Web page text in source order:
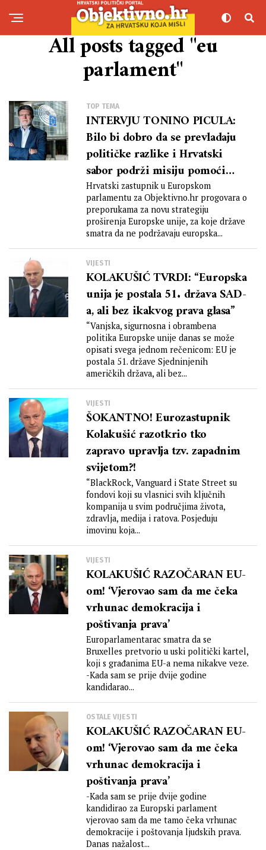
All posts tagged "eu
parlament"
TOP TEMA
INTERVJU TONINO PICULA:
Bilo bi dobro da se prevladaju
političke razlike i Hrvatski
sabor podrži misiju pomoći
Ukrajini
Hrvatski zastupnik u Europskom
parlamentu za Objektivno.hr progovara o
preporukama za novu strategiju
proširenja Europske unije, za koje države
smatra da ne podržavaju europska...
VIJESTI
KOLAKUŠIĆ TVRDI: “Europska
unija je postala 51. država SAD-
a, ali bez ikakvog prava glasa”
“Vanjska, sigurnosna i obrambena
politika Europske unije danas se može
opisati svega jednom rečenicom: EU je
postala 51. države Sjedninjenih
američkih država, ali bez...
VIJESTI
ŠOKANTNO! Eurozastupnik
Kolakušić razotkrio tko
zapravo upravlja tzv. zapadnim
svijetom?!
“BlackRock, Vanguard i State Street su
fondovi koji su vlasnici svih ključnih
kompanija u svim područjima života,
zdravlja, medija i ratova. Posjeduju
imovinu koja...
VIJESTI
KOLAKUŠIĆ RAZOČARAN EU-
om! ‘Vjerovao sam da me čeka
vrhunac demokracija i
poštivanja prava’
Europarlamentarac smatra da se
Bruxelles pretvorio u uski politički kartel,
koji s građanima EU-a nema nikakve veze.
-Kada sam se prije dvije godine
kandidarao...
OSTALE VIJESTI
KOLAKUŠIĆ RAZOČARAN EU-
om! ‘Vjerovao sam da me čeka
vrhunac demokracija i
poštivanja prava’
-Kada sam se prije dvije godine
kandidirao za Europski parlament
vjerovao sam da me tamo čeka vrhunac
demokracije i poštovanja ljudskih prava.
Danas nažalost...